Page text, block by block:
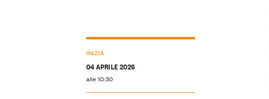
INIZIA
04 APRILE 2026
alle 10:30